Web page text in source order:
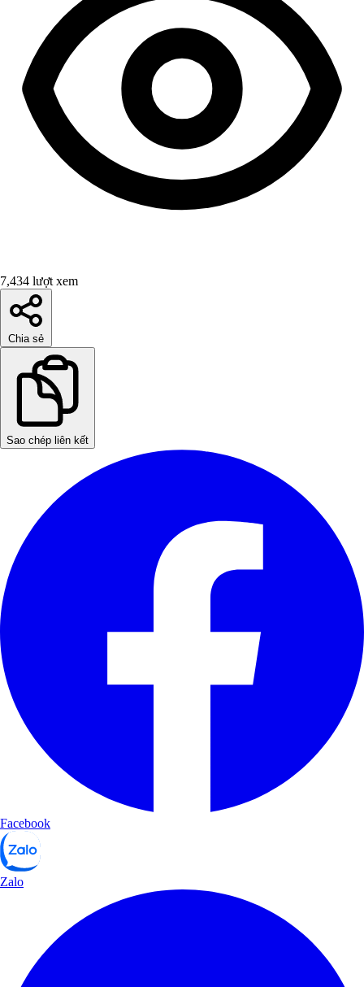
7,434 lượt xem
Chia sẻ
Sao chép liên kết
Facebook
Zalo